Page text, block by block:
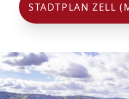
STADTPLAN ZELL